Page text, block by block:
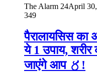
The Alarm 24April
349
पैरालायसिस
ये 1 उपाय, शरीर
जाएंगे आप 〥!